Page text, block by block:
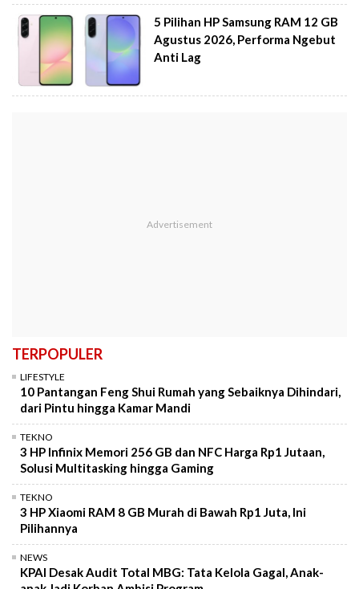
5 Pilihan HP Samsung RAM 12 GB
Agustus 2026, Performa Ngebut
Anti Lag
TERPOPULER
LIFESTYLE
10 Pantangan Feng Shui Rumah yang Sebaiknya Dihindari,
dari Pintu hingga Kamar Mandi
TEKNO
3 HP Infinix Memori 256 GB dan NFC Harga Rp1 Jutaan,
Solusi Multitasking hingga Gaming
TEKNO
3 HP Xiaomi RAM 8 GB Murah di Bawah Rp1 Juta, Ini
Pilihannya
NEWS
KPAI Desak Audit Total MBG: Tata Kelola Gagal, Anak-